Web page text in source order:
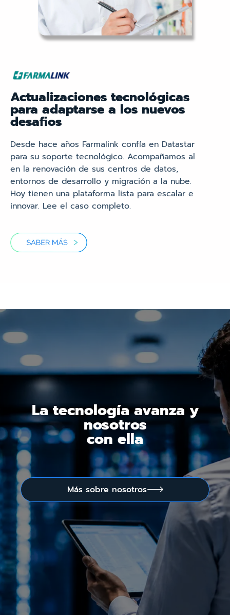
Actualizaciones tecnológicas
para adaptarse a los nuevos
desafios
Desde hace años Farmalink confía en Datastar
para su soporte tecnológico. Acompañamos al
en la renovación de sus centros de datos,
entornos de desarrollo y migración a la nube.
Hoy tienen una plataforma lista para escalar e
innovar. Lee el caso completo.
La tecnología avanza y
nosotros
con ella
Más sobre nosotros